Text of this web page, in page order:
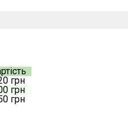
грн
грн
грн